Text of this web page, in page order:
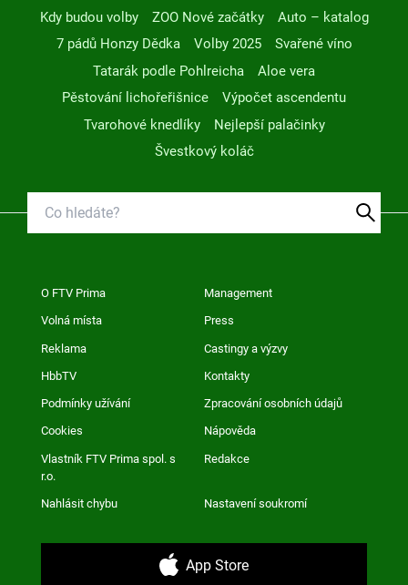
Kdy budou volby
ZOO Nové začátky
Auto – katalog
7 pádů Honzy Dědka
Volby 2025
Svařené víno
Tatarák podle Pohlreicha
Aloe vera
Pěstování lichořeřišnice
Výpočet ascendentu
Tvarohové knedlíky
Nejlepší palačinky
Švestkový koláč
O FTV Prima Management
Volná místa Press
Reklama Castingy a výzvy
HbbTV Kontakty
Podmínky užívání Zpracování osobních údajů
Cookies Nápověda
Vlastník FTV Prima spol. s
r.o.
Redakce
Nahlásit chybu Nastavení soukromí
App Store